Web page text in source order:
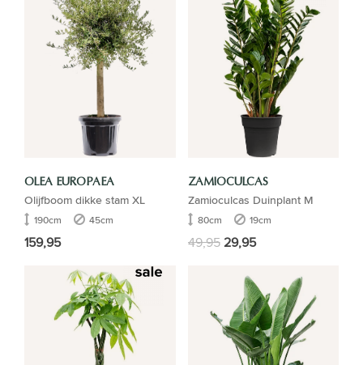
OLEA EUROPAEA
Olijfboom dikke stam XL
190cm 45cm
159,95
ZAMIOCULCAS
Zamioculcas Duinplant M
80cm 19cm
49,9529,95